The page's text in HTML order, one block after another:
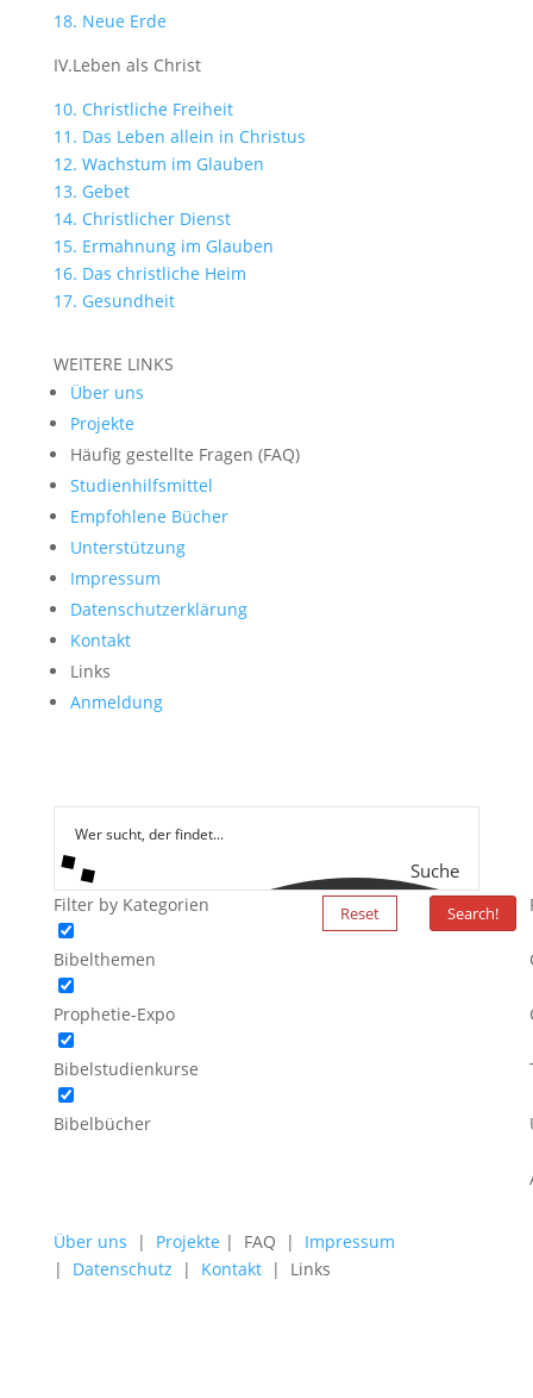
18. Neue Erde
IV.Leben als Christ
10. Christliche Freiheit
11. Das Leben allein in Christus
12. Wachstum im Glauben
13. Gebet
14. Christlicher Dienst
15. Ermahnung im Glauben
16. Das christliche Heim
17. Gesundheit
WEITERE LINKS
Über uns
Projekte
Häufig gestellte Fragen (FAQ)
Studienhilfsmittel
Empfohlene Bücher
Unterstützung
Impressum
Datenschutzerklärung
Kontakt
Links
Anmeldung
Suche
Filter by Kategorien
Bibelthemen
Prophetie-Expo
Bibelstudienkurse
Bibelbücher
Reset Search!
Über uns | Projekte | FAQ | Impressum
| Datenschutz | Kontakt| Links